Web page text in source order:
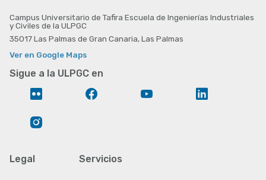
Campus Universitario de Tafira Escuela de Ingenierías Industriales
y Civiles de la ULPGC
35017 Las Palmas de Gran Canaria, Las Palmas
Ver en Google Maps
Sigue a la ULPGC en
Legal Servicios